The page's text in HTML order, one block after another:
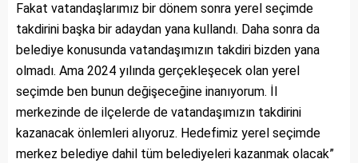
Fakat vatandaşlarımız bir dönem sonra yerel seçimde
takdirini başka bir adaydan yana kullandı. Daha sonra da
belediye konusunda vatandaşımızın takdiri bizden yana
olmadı. Ama 2024 yılında gerçekleşecek olan yerel
seçimde ben bunun değişeceğine inanıyorum. İl
merkezinde de ilçelerde de vatandaşımızın takdirini
kazanacak önlemleri alıyoruz. Hedefimiz yerel seçimde
merkez belediye dahil tüm belediyeleri kazanmak olacak”